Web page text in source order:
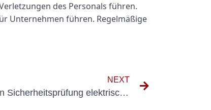
des Personals führen.
Unternehmen führen. Regelmäßige
NEXT
Die Bedeutung der regelmäßigen Sicherheitsprüfung elektrischer Anlagen